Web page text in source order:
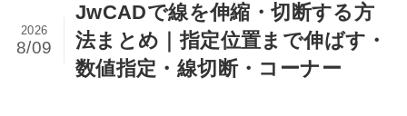
JwCADで線を伸縮・切断する方
法まとめ｜指定位置まで伸ばす・
数値指定・線切断・コーナー
2026
8/09